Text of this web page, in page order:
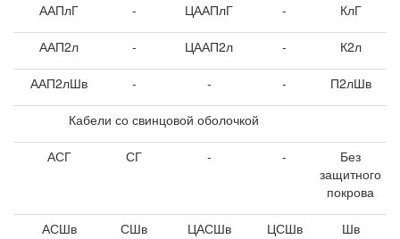
ААПлГ - ЦААПлГ - КлГ
ААП2л - ЦААП2л - К2л
ААП2лШв - - - П2лШв
Кабели со свинцовой оболочкой
АСГ СГ - -
Без
защитного
покрова
АСШв СШв ЦАСШв ЦСШв Шв